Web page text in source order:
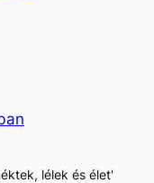
lélek és élet'